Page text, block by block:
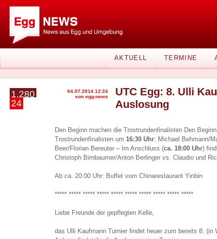
AKTUELL TERMINE
1.280
24
04.07.2014 12:24
von egg-news
UTC Egg: 8. Ulli
Auslosung
Den Beginn machen die Trostrundenfinalisten Den
Trostrundenfinalisten um 16:30 Uhr: Michael Behmann/
Beer/Florian Bereuter – Im Anschluss (ca. 18:00 Uhr)
Christoph Birnbaumer/Anton Berlinger vs. Claudio und
Ab ca. 20:00 Uhr: Buffet vom Chinarestaurant Yinbin
***** ***** ***** ***** ***** ***** ***** ***** ***** *****
Liebe Freunde der gepflegten Kelle,
das Ulli Kaufmann Turnier findet heuer zum bereits 8.